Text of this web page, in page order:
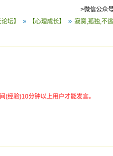
>微信公众
坛】 【心理成长】 寂寞,孤独,不
(经验)10分钟以上用户才能发言。